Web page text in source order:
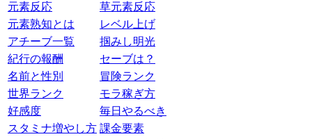
元素反応
草元素反応
元素熟知とは
レベル上げ
アチーブ一覧
掴みし明光
紀行の報酬
セーブは？
名前と性別
冒険ランク
世界ランク
モラ稼ぎ方
好感度
毎日やるべき
スタミナ増やし方 課金要素